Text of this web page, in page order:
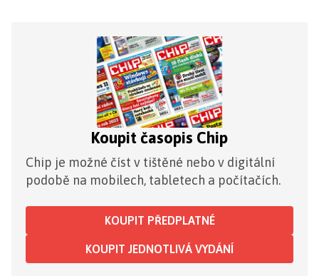
Koupit časopis Chip
Chip je možné číst v tištěné nebo v digitální
podobě na mobilech, tabletech a počítačích.
KOUPIT PŘEDPLATNÉ
KOUPIT JEDNOTLIVÁ VYDÁNÍ